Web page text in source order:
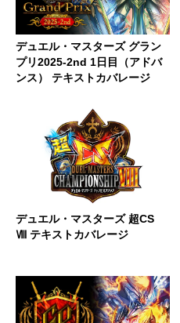
デュエル・マスターズ グラン
プリ2025-2nd 1日目（アドバ
ンス） テキストカバレージ
デュエル・マスターズ 超CS
Ⅷ テキストカバレージ